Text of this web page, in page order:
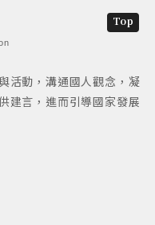
活動，溝通國人觀念，凝
建言，進而引導國家發展
Top